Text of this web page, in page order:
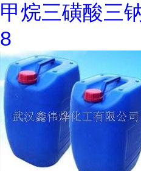
甲烷三磺酸三
8